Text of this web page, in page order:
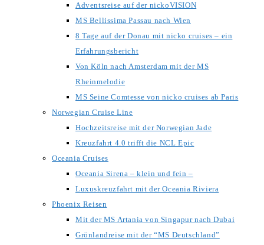
Adventsreise auf der nickoVISION
MS Bellissima Passau nach Wien
8 Tage auf der Donau mit nicko cruises – ein
Erfahrungsbericht
Von Köln nach Amsterdam mit der MS
Rheinmelodie
MS Seine Comtesse von nicko cruises ab Paris
Norwegian Cruise Line
Hochzeitsreise mit der Norwegian Jade
Kreuzfahrt 4.0 trifft die NCL Epic
Oceania Cruises
Oceania Sirena – klein und fein –
Luxuskreuzfahrt mit der Oceania Riviera
Phoenix Reisen
Mit der MS Artania von Singapur nach Dubai
Grönlandreise mit der “MS Deutschland”